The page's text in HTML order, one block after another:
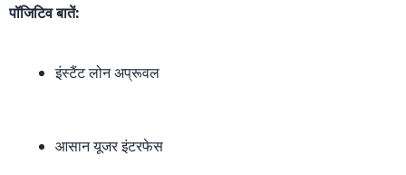
पॉजिटिव बातें:
इंस्टैंट लोन अप्रूवल
आसान यूजर इंटरफेस